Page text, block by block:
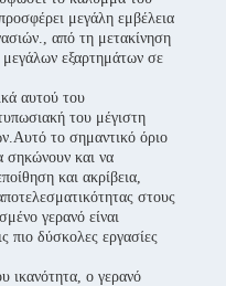
μεγάλη εμβέλεια
από τη μετακίνηση
εξαρτημάτων σε
αυτού του
του μέγιστη
το σημαντικό όριο
σηκώνουν και να
και ακρίβεια,
στους
γερανό είναι
πιο δύσκολες εργασίες
ικανότητα, ο γερανό